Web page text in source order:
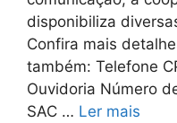
disponibiliza
Confira mais
também: Telefone
Ouvidoria Número
SAC … Ler mais